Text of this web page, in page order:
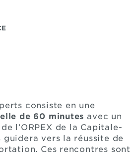
consiste en une
de 60 minutes avec un
l’ORPEX de la Capitale-
guidera vers la réussite de
Ces rencontres sont